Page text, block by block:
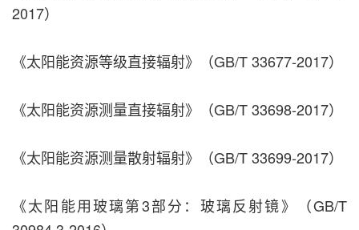
2017）
《太阳能资源等级直接辐射》（GB/T 33677-2017）
《太阳能资源测量直接辐射》（GB/T 33698-2017）
《太阳能资源测量散射辐射》（GB/T 33699-2017）
《太阳能用玻璃第3部分：玻璃反射镜》（GB/T